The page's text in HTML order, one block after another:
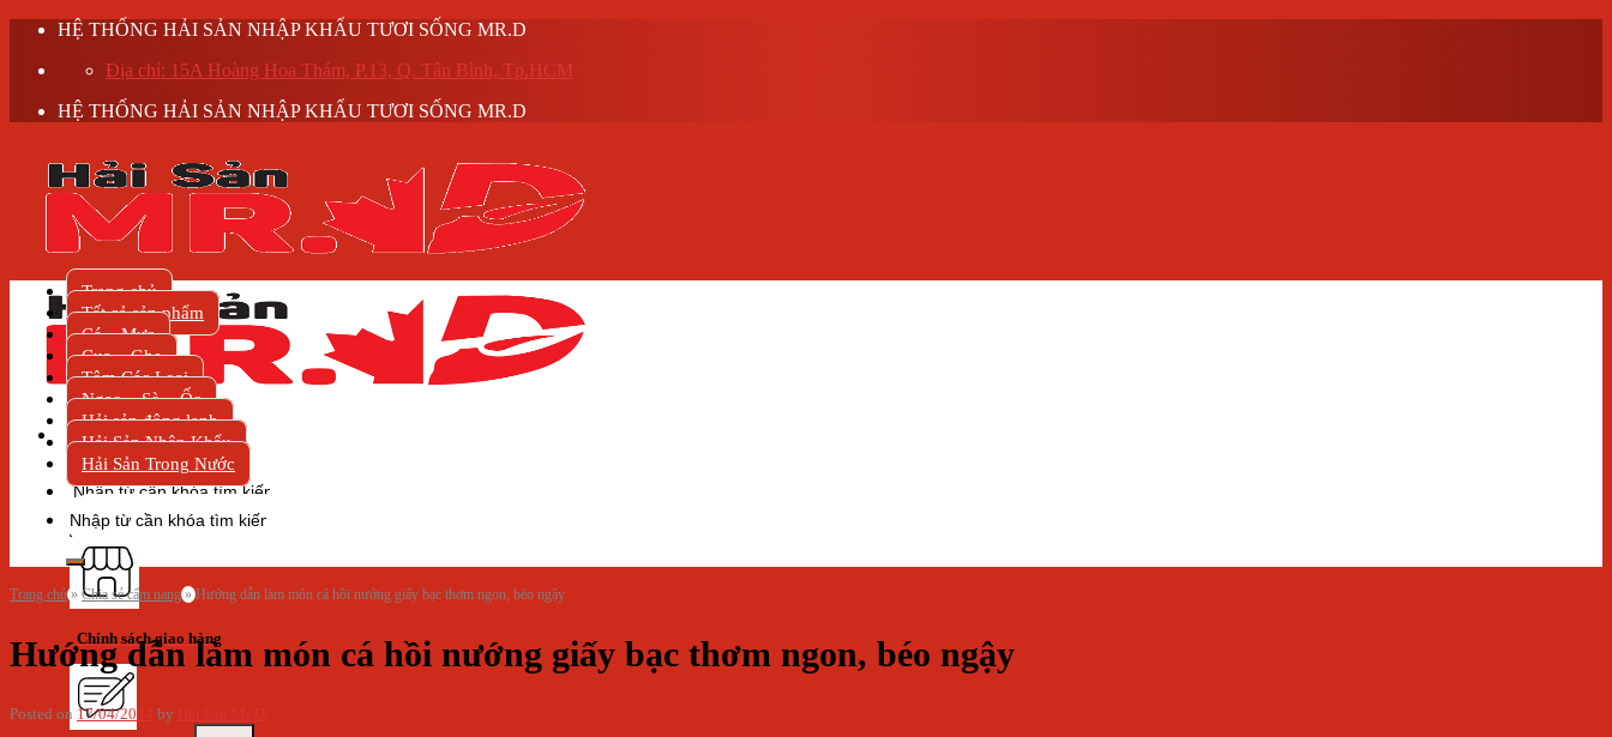
Skip
content
HỆ THỐNG HẢI SẢN NHẬP KHẨU TƯƠI SỐNG MR.D
Địa chỉ: 15A Hoàng Hoa Thám, P.13, Q. Tân Bình, Tp.HCM
HỆ THỐNG HẢI SẢN NHẬP KHẨU TƯƠI SỐNG MR.D
Tìm
kiếm:
Chính sách giao hàng
Trang chủ
Tất cả sản phẩm
Cá – Mực
Cua – Ghẹ
Tôm Các Loại
Ngao – Sò – Ốc
Hải sản đông lạnh
Hải Sản Nhập Khẩu
Hải Sản Trong Nước
Tìm
kiếm:
Trang chủ» Chia sẻ cẩm nang»Hướng dẫn làm món cá hồi nướng giấy bạc thơm ngon, béo ngậy
Hướng dẫn làm món cá hồi nướng giấy bạc thơm ngon, béo ngậy
Posted on 17/04/2024 by